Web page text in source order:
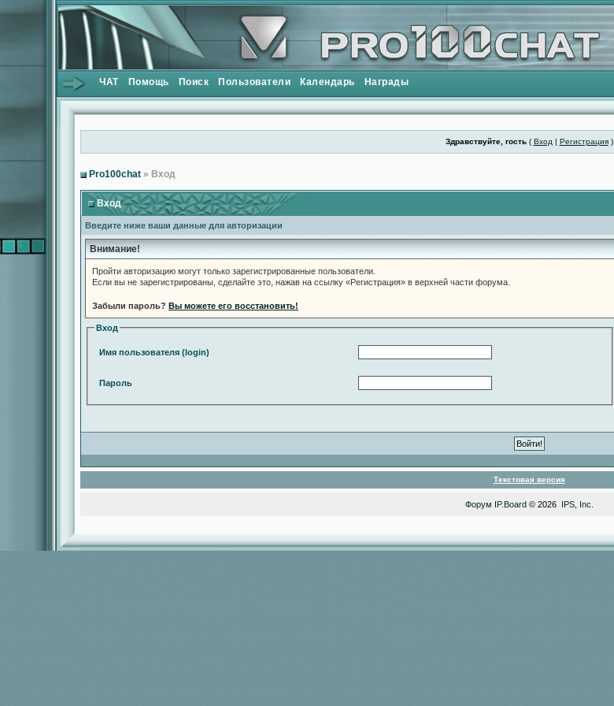
ЧАТ Помощь Поиск Пользователи Календарь Награды
Здравствуйте, гость( Вход | Регистрация)
Pro100chat » Вход
Вход
Введите ниже ваши данные для авторизации
Внимание!
Пройти авторизацию могут только зарегистрированные пользователи.
Если вы не зарегистрированы, сделайте это, нажав на ссылку «Регистрация» в верхней части форума.
Забыли пароль? Вы можете его восстановить!
Вход
Имя пользователя (login)
Пароль
Текстовая версия
Форум IP.Board© 2026 IPS, Inc